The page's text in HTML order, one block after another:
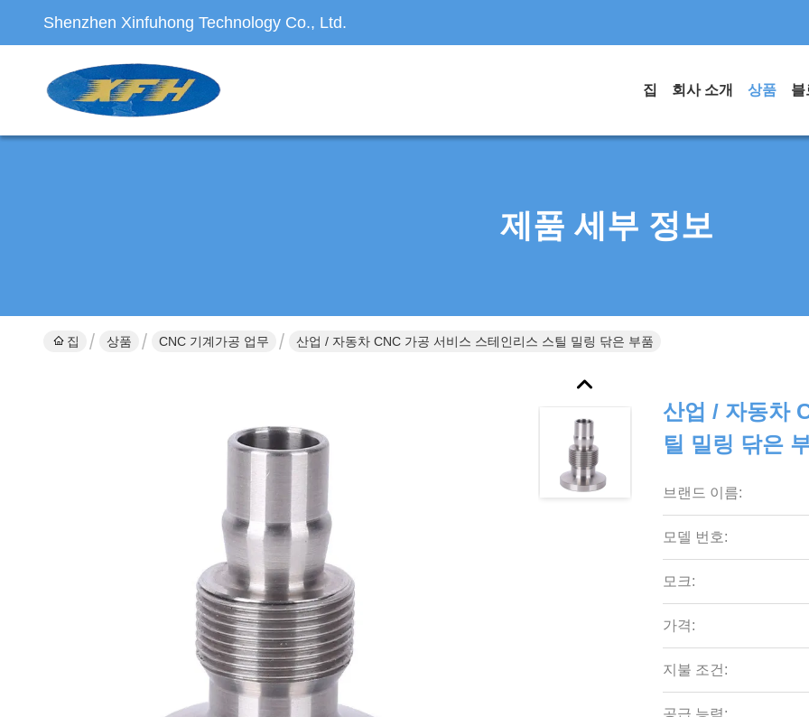
Shenzhen Xinfuhong Technology Co., Ltd.
집 회사 소개 상품 블
제품 세부 정보
집 상품 CNC 기계가공 업무 산업 / 자동차 CNC 가공 서비스 스테인리스 스틸 밀링 닦은 부품
산업 / 자동차
틸 밀링 닦은
브랜드 이름:
모델 번호:
모크:
가격:
지불 조건:
공급 능력: